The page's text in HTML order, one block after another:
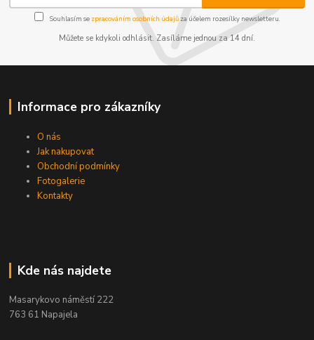
Souhlasím se zpracováním osobních údajůza účelem rozesílky newsletteru.
Můžete se kdykoli odhlásit. Zasíláme jednou za 14 dní.
Informace pro zákazníky
O nás
Jak nakupovat
Obchodní podmínky
Fotogalerie
Kontakty
Kde nás najdete
Masarykovo náměstí 222
763 61 Napajela